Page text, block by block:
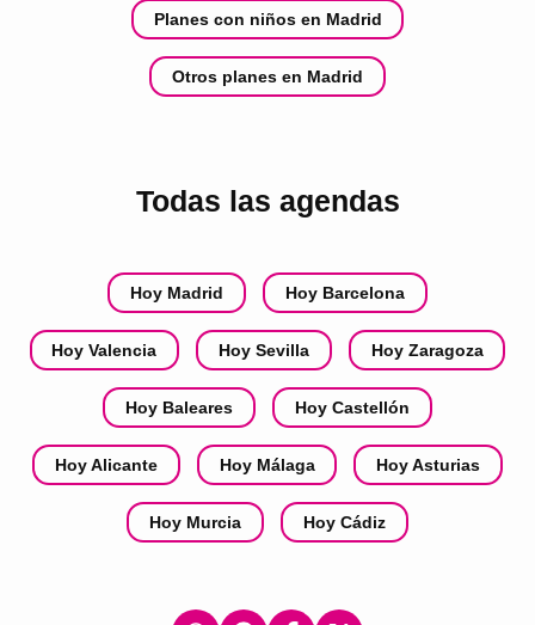
Planes con niños en Madrid
Otros planes en Madrid
Todas las agendas
Hoy Madrid Hoy Barcelona
Hoy Valencia Hoy Sevilla Hoy Zaragoza
Hoy Baleares Hoy Castellón
Hoy Alicante Hoy Málaga Hoy Asturias
Hoy Murcia Hoy Cádiz